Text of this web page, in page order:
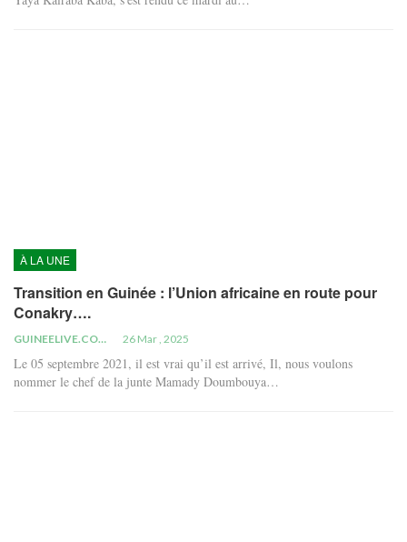
À LA UNE
Transition en Guinée : l’Union africaine en route pour
Conakry….
GUINEELIVE.COM 26 Mar , 2025
Le 05 septembre 2021, il est vrai qu’il est arrivé, Il, nous voulons
nommer le chef de la junte Mamady Doumbouya…